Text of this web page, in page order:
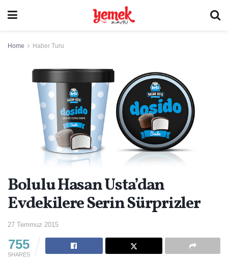
Home Haber Turu
Bolulu Hasan Usta’dan
Evdekilere Serin Sürprizler
27 Temmuz 2015
755
SHARES